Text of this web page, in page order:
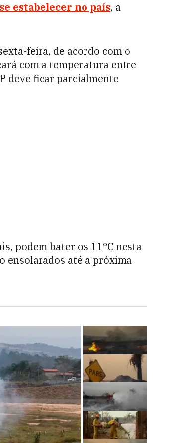
estabelecer no país, a
feira, de acordo com o
com a temperatura entre
deve ficar parcialmente
podem bater os 11°C nesta
ensolarados até a próxima